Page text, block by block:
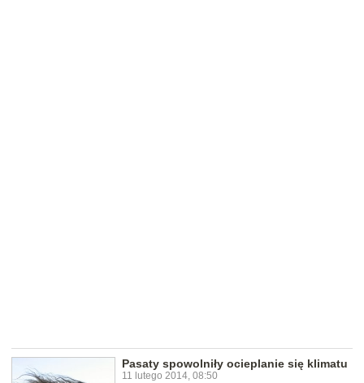
Pasaty spowolniły ocieplanie się klimatu
11 lutego 2014, 08:50